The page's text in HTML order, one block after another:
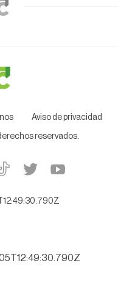
Aviso de privacidad
reservados.